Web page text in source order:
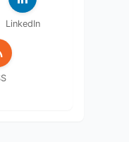
LinkedIn